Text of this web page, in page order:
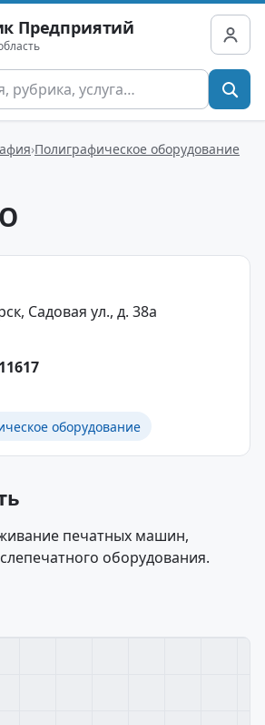
Предприятий
Полиграфическое оборудование
Садовая ул., д. 38а
оборудование
печатных машин,
оборудования.